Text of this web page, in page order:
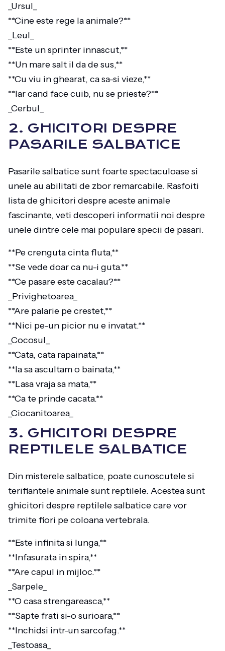
_Ursul_
**Cine este rege la animale?**
_Leul_
**Este un sprinter innascut,**
**Un mare salt il da de sus,**
**Cu viu in ghearat, ca sa-si vieze,**
**Iar cand face cuib, nu se prieste?**
_Cerbul_
2. GHICITORI DESPRE
PASARILE SALBATICE
Pasarile salbatice sunt foarte spectaculoase si
unele au abilitati de zbor remarcabile. Rasfoiti
lista de ghicitori despre aceste animale
fascinante, veti descoperi informatii noi despre
unele dintre cele mai populare specii de pasari.
**Pe crenguta cinta fluta,**
**Se vede doar ca nu-i guta.**
**Ce pasare este cacalau?**
_Privighetoarea_
**Are palarie pe crestet,**
**Nici pe-un picior nu e invatat.**
_Cocosul_
**Cata, cata rapainata,**
**Ia sa ascultam o bainata,**
**Lasa vraja sa mata,**
**Ca te prinde cacata.**
_Ciocanitoarea_
3. GHICITORI DESPRE
REPTILELE SALBATICE
Din misterele salbatice, poate cunoscutele si
terifiantele animale sunt reptilele. Acestea sunt
ghicitori despre reptilele salbatice care vor
trimite fiori pe coloana vertebrala.
**Este infinita si lunga,**
**Infasurata in spira,**
**Are capul in mijloc.**
_Sarpele_
**O casa strengareasca,**
**Sapte frati si-o surioara,**
**Inchidsi intr-un sarcofag.**
_Testoasa_